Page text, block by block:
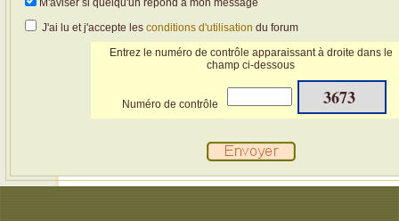
M'aviser si quelqu'un répond à mon message
J'ai lu et j'accepte les conditions d'utilisation du forum
Entrez le numéro de contrôle apparaissant à droite dans le
champ ci-dessous
Numéro de contrôle 3673